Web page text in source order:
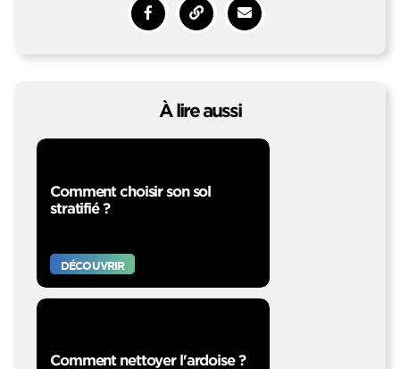
À lire aussi
Comment choisir son sol
stratifié ?
DÉCOUVRIR
Comment nettoyer l'ardoise ?